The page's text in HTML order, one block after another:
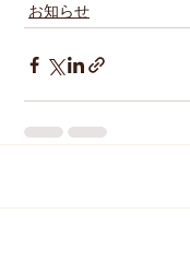
お知らせ